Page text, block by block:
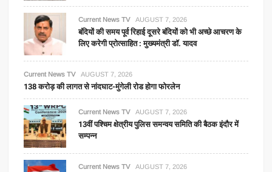
Current News TV AUGUST 7, 2026
बंदियों की समय पूर्व रिहाई दूसरे बंदियों को भी अच्छे आचरण के
लिए करेगी प्रोत्साहित : मुख्यमंत्री डॉ. यादव
Current News TV AUGUST 7, 2026
138 करोड़ की लागत से नांदघाट-मुंगेली रोड होगा फोरलेन
Current News TV AUGUST 7, 2026
13वीं पश्चिम क्षेत्रीय पुलिस समन्वय समिति की बैठक इंदौर में
सम्पन्न
Current News TV AUGUST 7, 2026